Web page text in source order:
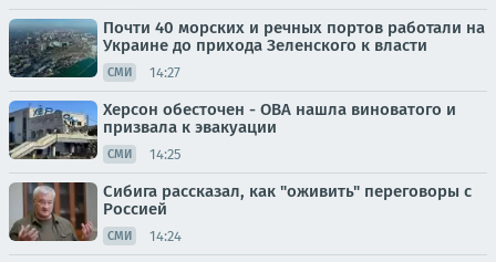
Почти 40 морских и речных портов работали на
Украине до прихода Зеленского к власти
СМИ 14:27
Херсон обесточен - ОВА нашла виноватого и
призвала к эвакуации
СМИ 14:25
Сибига рассказал, как "оживить" переговоры с
Россией
СМИ 14:24